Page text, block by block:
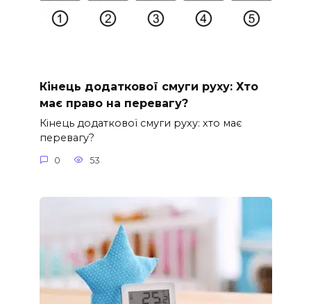
Кінець додаткової смуги руху: Хто
має право на перевагу?
Кінець додаткової смуги руху: хто має
перевагу?
0 53